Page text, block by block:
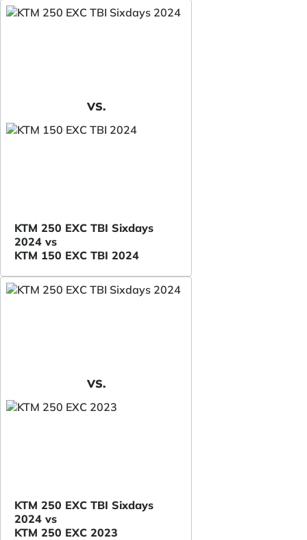
VS.
KTM 250 EXC TBI Sixdays
2024 vs
KTM 150 EXC TBI 2024
VS.
KTM 250 EXC TBI Sixdays
2024 vs
KTM 250 EXC 2023